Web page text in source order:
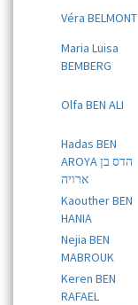
Véra BELMONT
Maria Luisa
BEMBERG
Olfa BEN ALI
Hadas BEN
AROYA הדס בן
ארויה
Kaouther BEN
HANIA
Nejia BEN
MABROUK
Keren BEN
RAFAEL